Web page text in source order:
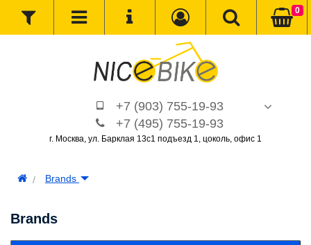
+7 (903) 755-19-93
+7 (495) 755-19-93
г. Москва, ул. Барклая 13с1 подъезд 1, цоколь, офис 1
0
Brands
Brands